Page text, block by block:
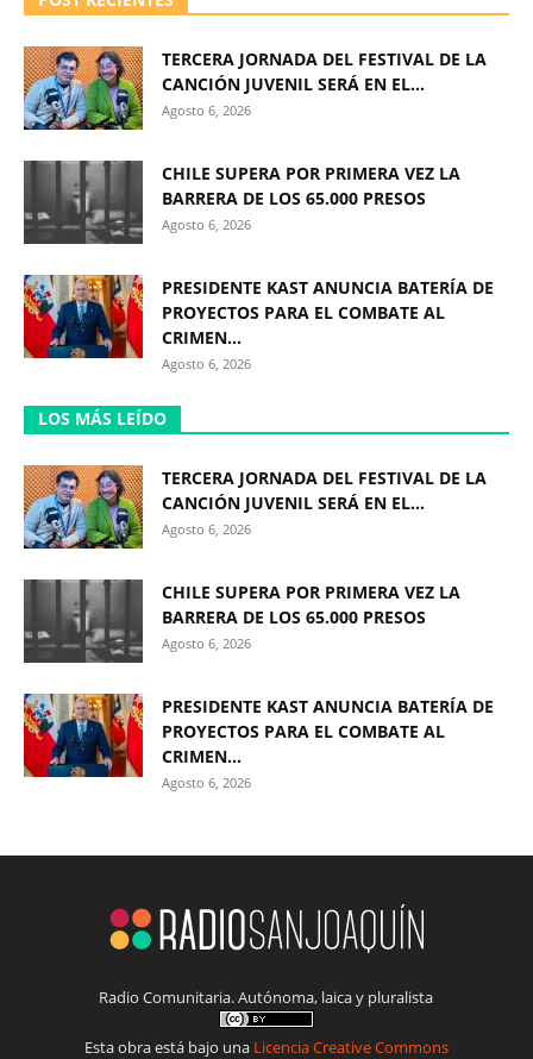
TERCERA JORNADA DEL FESTIVAL DE LA
CANCIÓN JUVENIL SERÁ EN EL...
Agosto 6, 2026
CHILE SUPERA POR PRIMERA VEZ LA
BARRERA DE LOS 65.000 PRESOS
Agosto 6, 2026
PRESIDENTE KAST ANUNCIA BATERÍA DE
PROYECTOS PARA EL COMBATE AL
CRIMEN...
Agosto 6, 2026
LOS MÁS LEÍDO
TERCERA JORNADA DEL FESTIVAL DE LA
CANCIÓN JUVENIL SERÁ EN EL...
Agosto 6, 2026
CHILE SUPERA POR PRIMERA VEZ LA
BARRERA DE LOS 65.000 PRESOS
Agosto 6, 2026
PRESIDENTE KAST ANUNCIA BATERÍA DE
PROYECTOS PARA EL COMBATE AL
CRIMEN...
Agosto 6, 2026
Radio Comunitaria. Autónoma, laica y pluralista
Esta obra está bajo una Licencia Creative Commons